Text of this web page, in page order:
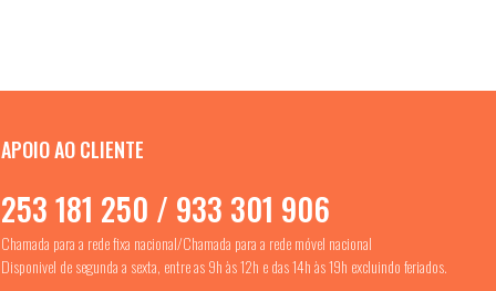
APOIO AO CLIENTE
253 181 250 / 933 301 906
Chamada para a rede fixa nacional/Chamada para a rede móvel nacional
Disponivel de segunda a sexta, entre as 9h às 12h e das 14h às 19h excluindo feriados.